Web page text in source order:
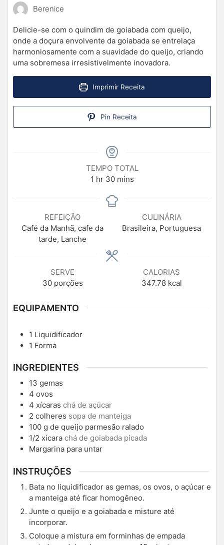
Berenice
Delicie-se com o quindim de goiabada com queijo,
onde a doçura envolvente da goiabada se entrelaça
harmoniosamente com a suavidade do queijo, criando
uma sobremesa irresistivelmente inovadora.
Imprimir Receita
Pin Receita
TEMPO TOTAL
1 hr 30 mins
REFEIÇÃO
Café da Manhã, cafe da
tarde, Lanche
CULINÁRIA
Brasileira, Portuguesa
SERVE
30 porções
CALORIAS
347.78 kcal
EQUIPAMENTO
1 Liquidificador
1 Forma
INGREDIENTES
13 gemas
4 ovos
4 xícaras chá de açúcar
2 colheres sopa de manteiga
100 g de queijo parmesão ralado
1/2 xícara chá de goiabada picada
Margarina para untar
INSTRUÇÕES
Bata no liquidificador as gemas, os ovos, o açúcar e
a manteiga até ficar homogêneo.
Junte o queijo e a goiabada e misture até
incorporar.
Coloque a mistura em forminhas de empada